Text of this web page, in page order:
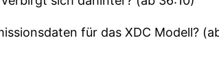
für das XDC Modell?